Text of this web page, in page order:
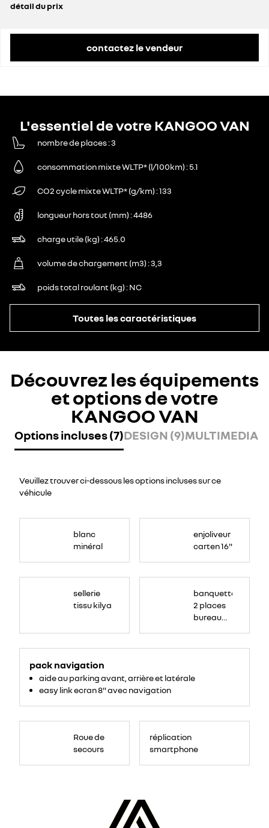
détail du prix
contactez le vendeur
L'essentiel de votre KANGOO VAN
nombre de places 3
consommation mixte WLTP* (l/100km) 5.1
CO2 cycle mixte WLTP* (g/km) 133
longueur hors tout (mm) 4486
charge utile (kg) 465.0
volume de chargement (m3) 3,3
poids total roulant (kg) NC
Toutes les caractéristiques
Découvrez les équipements
et options de votre
KANGOO VAN
Options incluses (7)DESIGN (9)MULTIMEDIA
Veuillez trouver ci-dessous les options incluses sur ce
véhicule
blanc
minéral
enjoliveur
carten 16"
sellerie
tissu kilya
pack navigation
aide au parking avant, arrière et latérale
easy link ecran 8" avec navigation
banquette
2 places
bureau
Roue de
secours
réplication
smartphone